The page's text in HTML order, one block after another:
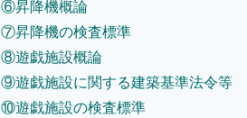
⑥昇降機概論
⑦昇降機の検査標準
⑧遊戯施設概論
⑨遊戯施設に関する建築基準法令等
⑩遊戯施設の検査標準